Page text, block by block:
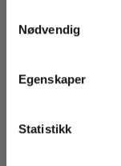
Innhente
Undermer info
Nødvendig
Egenskaper
Statistikk